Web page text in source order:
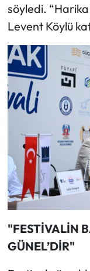
söyledi.
Levent Köylü
"FESTİVALİN
GÜNEL’DİR"